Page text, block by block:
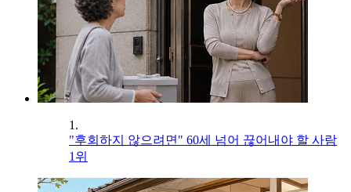
1.
"후회하지 않으려면" 60세 넘어 끊어내야 할 사람
1위